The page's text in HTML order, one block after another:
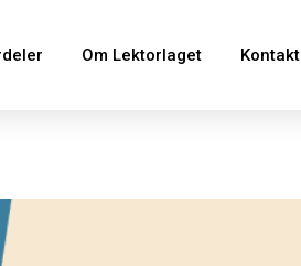
Om Lektorlaget Kontakt